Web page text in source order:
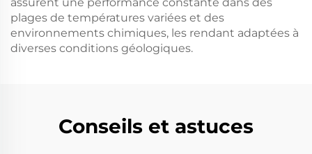
plages de températures variées et des
environnements chimiques, les rendant adaptées à
diverses conditions géologiques.
Conseils et astuces